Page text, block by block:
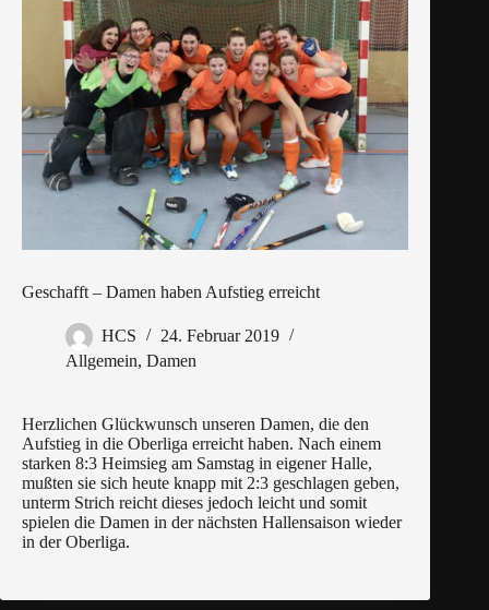
Geschafft – Damen haben Aufstieg erreicht
HCS
24. Februar 2019
Allgemein, Damen
Herzlichen Glückwunsch unseren Damen, die den
Aufstieg in die Oberliga erreicht haben. Nach einem
starken 8:3 Heimsieg am Samstag in eigener Halle,
mußten sie sich heute knapp mit 2:3 geschlagen geben,
unterm Strich reicht dieses jedoch leicht und somit
spielen die Damen in der nächsten Hallensaison wieder
in der Oberliga.